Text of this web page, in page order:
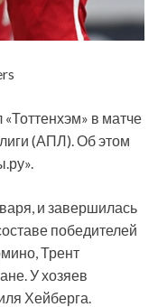
в матче
(АПЛ). Об этом
и завершилась
победителей
Трент
У хозяев
Хейберга.